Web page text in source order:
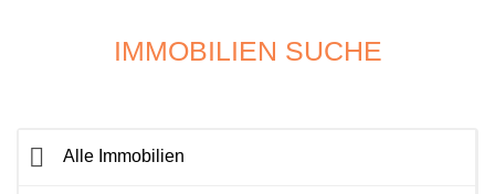
IMMOBILIEN SUCHE